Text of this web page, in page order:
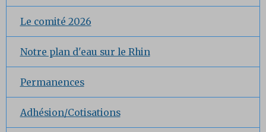
Le comité 2026
Notre plan d'eau sur le Rhin
Permanences
Adhésion/Cotisations